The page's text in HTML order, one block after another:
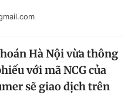
Magazine
Hà Nội vừa thông
với mã NCG của
sẽ giao dịch trên